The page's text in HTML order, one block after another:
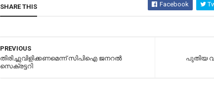
SHARE THIS Facebook
പുതിയ
PREVIOUS
തിരിച്ചുവിളിക്കണമെന്ന് സിപിഐ ജനറല്‍
സെക്രട്ടറി